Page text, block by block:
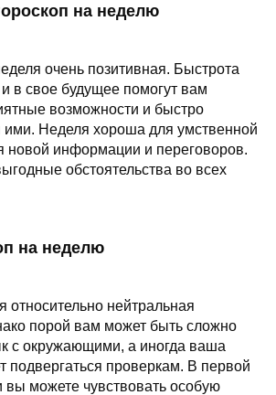
на неделю
очень позитивная. Быстрота
в свое будущее помогут вам
возможности и быстро
ими. Неделя хороша для умственной
новой информации и переговоров.
обстоятельства во всех
на неделю
относительно нейтральная
порой вам может быть сложно
с окружающими, а иногда ваша
подвергаться проверкам. В первой
вы можете чувствовать особую